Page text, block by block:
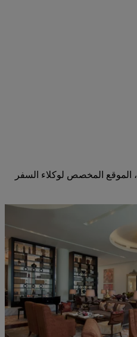
نأخذك الآن إلى Accor TravelPros، الموقع المخصص لوكلاء السفر